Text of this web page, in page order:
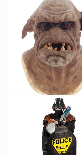
Costume Original de Soldat de la Fédération
Vu à l'écran
Masque Original de Mangalore du Cinquième Élement